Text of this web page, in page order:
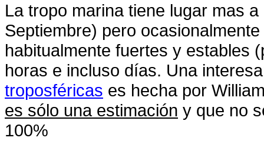
La tropo marina tiene lugar mas
Septiembre) pero
habitualmente fuertes y estables
horas e incluso días. Una
troposféricas es hecha por
es sólo una estimación y que no
100%